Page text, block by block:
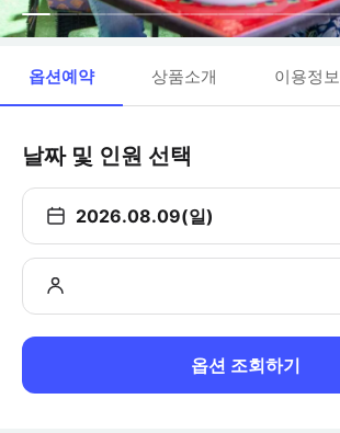
옵션예약 상품소개 이용정보
날짜 및 인원 선택
2026.08.09(일)
옵션 조회하기